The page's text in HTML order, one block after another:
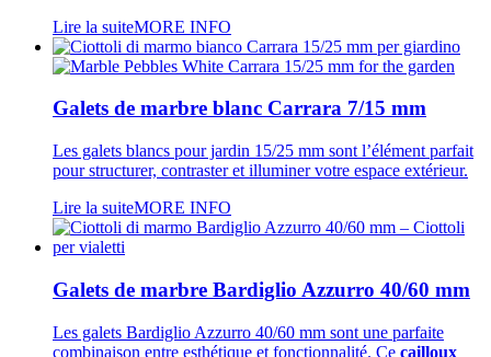
Lire la suiteMORE INFO
Galets de marbre blanc Carrara 7/15 mm
Les galets blancs pour jardin 15/25 mm sont l’élément parfait
pour structurer, contraster et illuminer votre espace extérieur.
Lire la suiteMORE INFO
Galets de marbre Bardiglio Azzurro 40/60 mm
Les galets Bardiglio Azzurro 40/60 mm sont une parfaite
combinaison entre esthétique et fonctionnalité. Ce cailloux